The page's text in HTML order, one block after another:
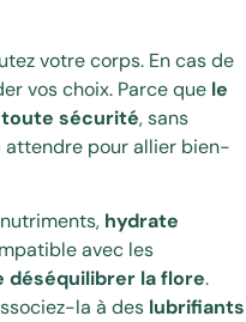
votre corps. En cas de
vos choix. Parce que le
toute sécurité, sans
attendre pour allier bien-
hydrate
avec les
déséquilibrer la flore.
la à des lubrifiants